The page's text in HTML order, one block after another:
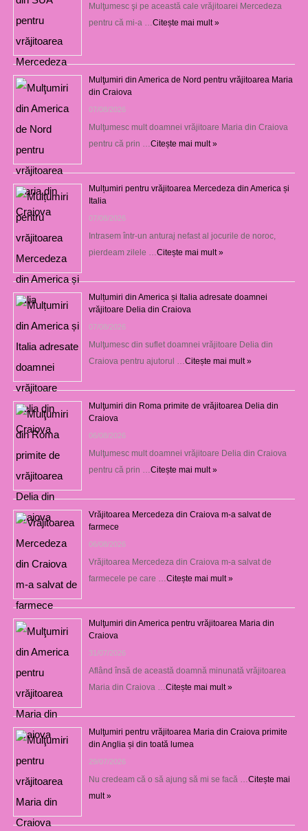
Mulţumesc şi pe această cale vrăjitoarei Mercedeza
pentru că mi-a … Citește mai mult »
Mulţumiri din America de Nord pentru vrăjitoarea Maria
din Craiova
07/08/2026
Mulţumesc mult doamnei vrăjitoare Maria din Craiova
pentru că prin … Citește mai mult »
Mulțumiri pentru vrăjitoarea Mercedeza din America și
Italia
07/08/2026
Intrasem într-un anturaj nefast al jocurile de noroc,
pierdeam zilele … Citește mai mult »
Mulțumiri din America și Italia adresate doamnei
vrăjitoare Delia din Craiova
07/08/2026
Mulţumesc din suflet doamnei vrăjitoare Delia din
Craiova pentru ajutorul … Citește mai mult »
Mulţumiri din Roma primite de vrăjitoarea Delia din
Craiova
06/08/2026
Mulţumesc mult doamnei vrăjitoare Delia din Craiova
pentru că prin … Citește mai mult »
Vrăjitoarea Mercedeza din Craiova m-a salvat de
farmece
06/08/2026
Vrăjitoarea Mercedeza din Craiova m-a salvat de
farmecele pe care … Citește mai mult »
Mulţumiri din America pentru vrăjitoarea Maria din
Craiova
31/07/2026
Aflând însă de această doamnă minunată vrăjitoarea
Maria din Craiova … Citește mai mult »
Mulţumiri pentru vrăjitoarea Maria din Craiova primite
din Anglia și din toată lumea
29/07/2026
Nu credeam că o să ajung să mi se facă … Citește mai
mult »